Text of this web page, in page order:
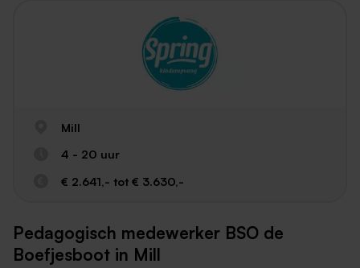
Mill
4 - 20 uur
€ 2.641,- tot € 3.630,-
Pedagogisch medewerker BSO de
Boefjesboot in Mill